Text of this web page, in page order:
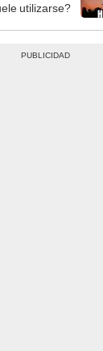
utilizarse?